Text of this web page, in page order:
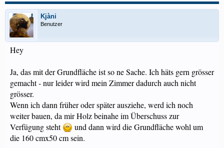
Kjàni
Benutzer
Hey
Ja, das mit der Grundfläche ist so ne Sache. Ich häts gern grösser
gemacht - nur leider wird mein Zimmer dadurch auch nicht
grösser.
Wenn ich dann früher oder später ausziehe, werd ich noch
weiter bauen, da mir Holz beinahe im Überschuss zur
Verfügung steht
und dann wird die Grundfläche wohl um
die 160 cmx50 cm sein.